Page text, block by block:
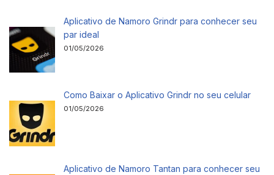
Aplicativo de Namoro Grindr para conhecer seu
par ideal
01/05/2026
Como Baixar o Aplicativo Grindr no seu celular
01/05/2026
Aplicativo de Namoro Tantan para conhecer seu